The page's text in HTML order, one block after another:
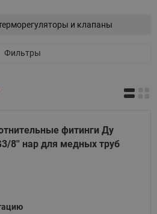
и клапаны
Фильтры
фитинги Ду
8'' нар для медных труб